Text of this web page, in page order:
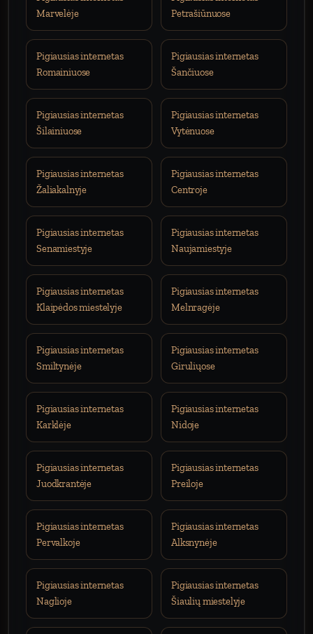
Marvelėje
Petrašiūnuose
Pigiausias internetas
Romainiuose
Pigiausias internetas
Šančiuose
Pigiausias internetas
Šilainiuose
Pigiausias internetas
Vytėnuose
Pigiausias internetas
Žaliakalnyje
Pigiausias internetas
Centroje
Pigiausias internetas
Senamiestyje
Pigiausias internetas
Naujamiestyje
Pigiausias internetas
Klaipėdos miestelyje
Pigiausias internetas
Melnragėje
Pigiausias internetas
Smiltynėje
Pigiausias internetas
Giruliųose
Pigiausias internetas
Karklėje
Pigiausias internetas
Nidoje
Pigiausias internetas
Juodkrantėje
Pigiausias internetas
Preiloje
Pigiausias internetas
Pervalkoje
Pigiausias internetas
Alksnynėje
Pigiausias internetas
Naglioje
Pigiausias internetas
Šiaulių miestelyje